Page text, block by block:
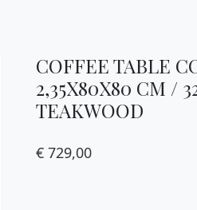
COFFEE TABLE
2,35X80X80 CM /
TEAKWOOD
€ 729,00